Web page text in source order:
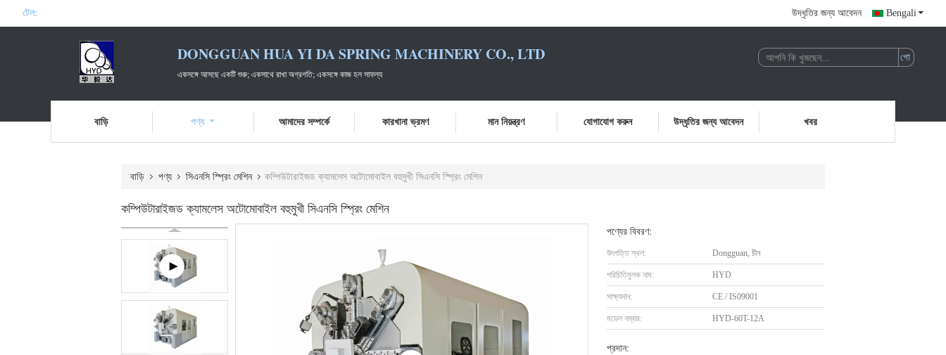
টেল: উদ্ধৃতির জন্য আবেদন Bengali
DONGGUAN HUA YI DA SPRING MACHINERY CO., LTD
একসঙ্গে আসছে একটি শুরু; একসাথে রাখা অগ্রগতি; একসঙ্গে কাজ হল সাফল্য
বাড়ি পণ্য আমাদের সম্পর্কে কারখানা ভ্রমণ মান নিয়ন্ত্রণ যোগাযোগ করুন উদ্ধৃতির জন্য আবেদন খবর
বাড়ি পণ্য সিএনসি স্প্রিং মেশিন কম্পিউটারাইজড ক্যামলেস অটোমোবাইল বহুমুখী সিএনসি স্প্রিং মেশিন
কম্পিউটারাইজড ক্যামলেস অটোমোবাইল বহুমুখী সিএনসি স্প্রিং মেশিন
পণ্যের বিবরণ:
উৎপত্তি স্থল: Dongguan, চীন
পরিচিতিমুলক নাম: HYD
সাক্ষ্যদান: CE / IS09001
মডেল নম্বার: HYD-60T-12A
প্রদান: